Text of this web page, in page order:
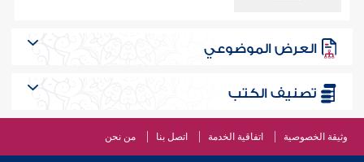
العرض الموضوعي
تصنيف الكتب
وثيقة الخصوصية اتفاقية الخدمة اتصل بنا من نحن